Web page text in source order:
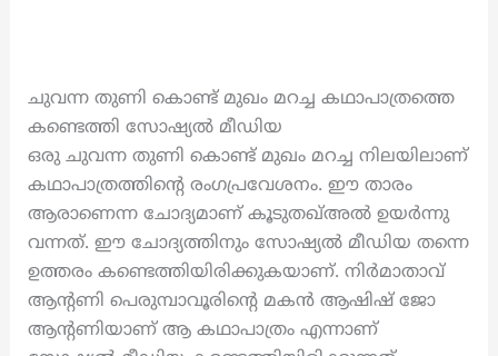
ചുവന്ന തുണി കൊണ്ട് മുഖം മറച്ച കഥാപാത്രത്തെ
കണ്ടെത്തി സോഷ്യൽ മീഡിയ
ഒരു ചുവന്ന തുണി കൊണ്ട് മുഖം മറച്ച നിലയിലാണ്
കഥാപാത്രത്തിന്റെ രംഗപ്രവേശനം. ഈ താരം
ആരാണെന്ന ചോദ്യമാണ് കൂടുതഖ്അൽ ഉയർന്നു
വന്നത്. ഈ ചോദ്യത്തിനും സോഷ്യൽ മീഡിയ തന്നെ
ഉത്തരം കണ്ടെത്തിയിരിക്കുകയാണ്. നിർമാതാവ്
ആന്റണി പെരുമ്പാവൂരിന്റെ മകൻ ആഷിഷ് ജോ
ആന്റണിയാണ് ആ കഥാപാത്രം എന്നാണ്